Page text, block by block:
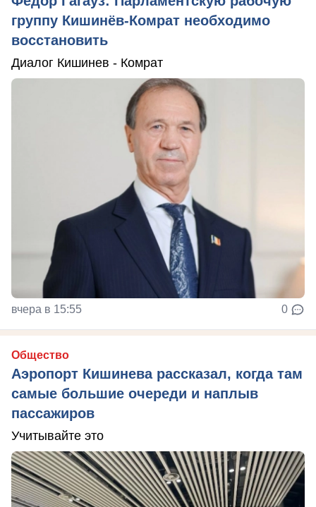
группу Кишинёв-Комрат необходимо
восстановить
Диалог Кишинев - Комрат
вчера в 15:55 0
Общество
Аэропорт Кишинева рассказал, когда там
самые большие очереди и наплыв
пассажиров
Учитывайте это